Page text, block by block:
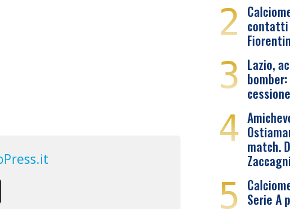
2 contatti
3 Lazio,
4 match.
Zaccagni
5 Serie A